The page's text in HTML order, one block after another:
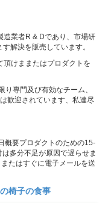
造業者R & Dであり、市場研
解決を販売しています。
頂けままたはプロダクトを
専門及び有効なチーム、
歓迎されています、私達尽
概要プロダクトのための15-
多分不足が原因で遅らせま
たはすぐに電子メールを送
椅子の食事